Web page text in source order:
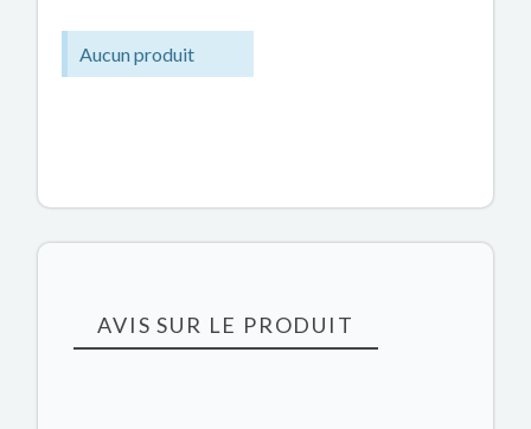
Aucun produit
AVIS SUR LE PRODUIT